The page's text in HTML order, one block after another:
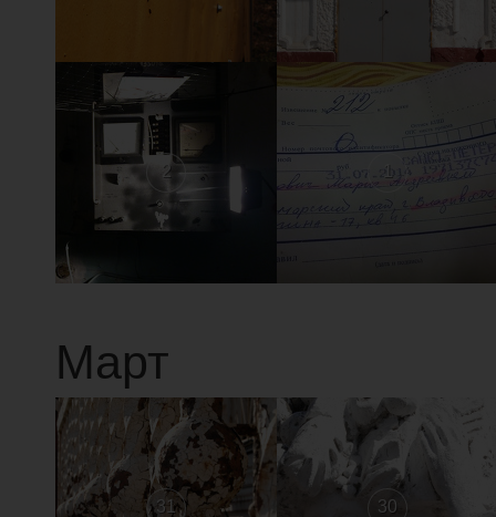
2 1
Март
31 30